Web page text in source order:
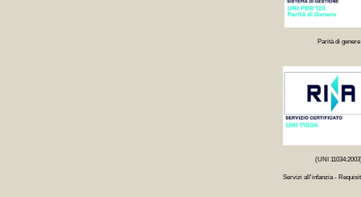
Parità di genere
(UNI
Servizi all'infanzia -